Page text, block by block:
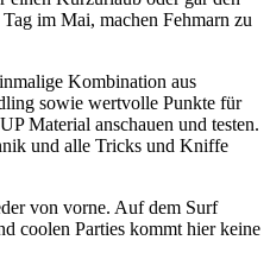
im Mai, machen Fehmarn zu
Kombination aus
sowie wertvolle Punkte für
Material anschauen und testen.
und alle Tricks und Kniffe
von vorne. Auf dem Surf
coolen Parties kommt hier keine